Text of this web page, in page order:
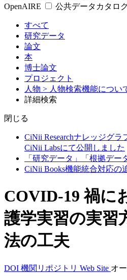
OpenAIRE
公共データカタロ
すべて
研究データ
論文
本
博士論文
プロジェクト
人物 > 人物検索機能につい
詳細検索
閉じる
CiNii Researchナレッジグ
CiNii Labsにて公開しました
「研究データ」「根拠デー
CiNii Books機能統合対応の
COVID-19 禍に
護学実習の実習
法の工夫
DOI 機関リポジトリ Web Site オ